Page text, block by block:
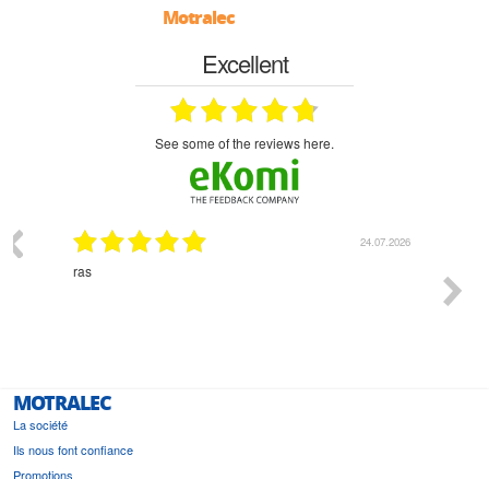
Motralec
Excellent
see some of the reviews here.
18.07.2026
Monsieur Delhaye est une personne disponible, à
MOTRALEC
La société
Ils nous font confiance
Promotions